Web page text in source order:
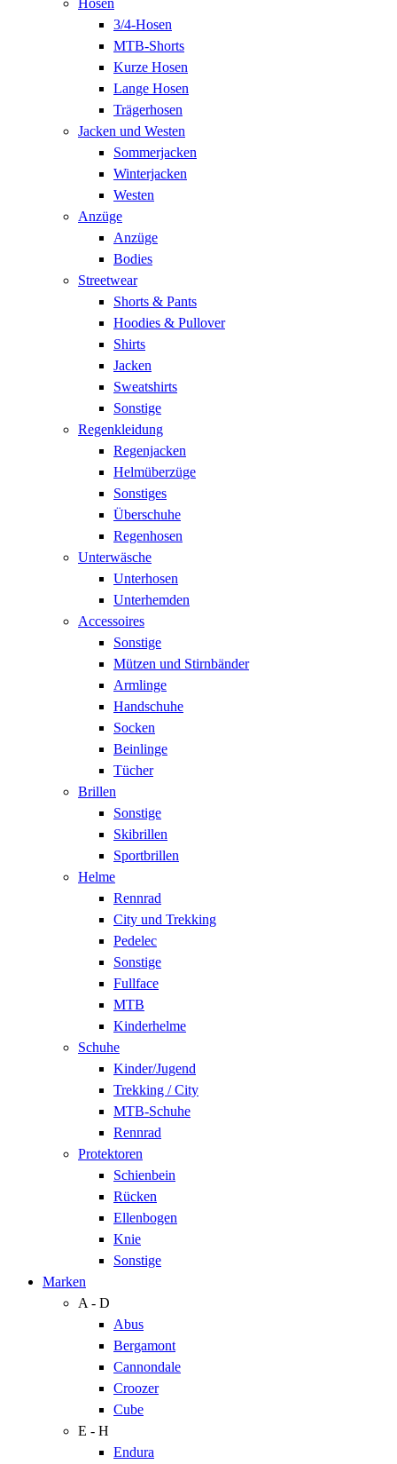
3/4-Hosen
MTB-Shorts
Kurze Hosen
Lange Hosen
Trägerhosen
Jacken und Westen
Sommerjacken
Winterjacken
Westen
Anzüge
Anzüge
Bodies
Streetwear
Shorts & Pants
Hoodies & Pullover
Shirts
Jacken
Sweatshirts
Sonstige
Regenkleidung
Regenjacken
Helmüberzüge
Sonstiges
Überschuhe
Regenhosen
Unterwäsche
Unterhosen
Unterhemden
Accessoires
Sonstige
Mützen und Stirnbänder
Armlinge
Handschuhe
Socken
Beinlinge
Tücher
Brillen
Sonstige
Skibrillen
Sportbrillen
Helme
Rennrad
City und Trekking
Pedelec
Sonstige
Fullface
MTB
Kinderhelme
Schuhe
Kinder/Jugend
Trekking / City
MTB-Schuhe
Rennrad
Protektoren
Schienbein
Rücken
Ellenbogen
Knie
Sonstige
Marken
A - D
Abus
Bergamont
Cannondale
Croozer
Cube
E - H
Endura